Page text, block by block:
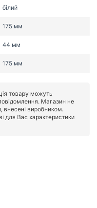
білий
175 мм
44 мм
175 мм
товару можуть
Магазин не
внесені виробником.
для Вас характеристики